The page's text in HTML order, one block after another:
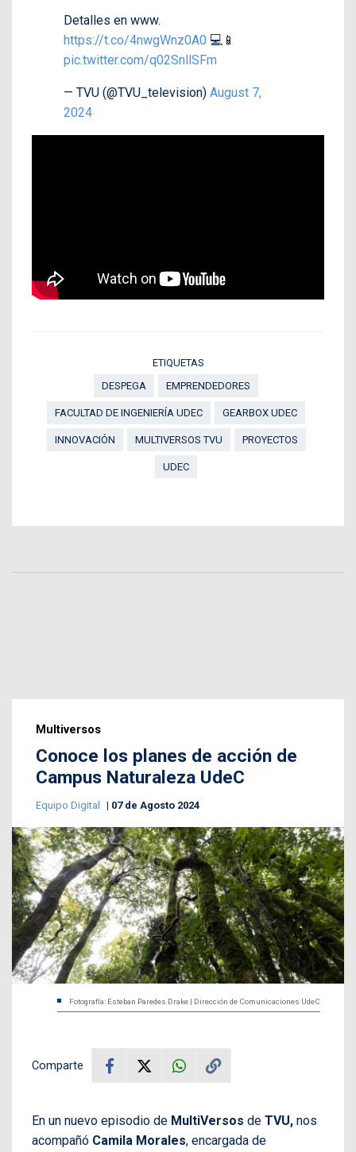
Detalles en www.
https://t.co/4nwgWnz0A0 💻📱
pic.twitter.com/q02SnllSFm
— TVU (@TVU_television) August 7,
2024
ETIQUETAS
DESPEGA
EMPRENDEDORES
FACULTAD DE INGENIERÍA UDEC GEARBOX UDEC
INNOVACIÓN MULTIVERSOS TVU PROYECTOS
UDEC
Multiversos
Conoce los planes de acción de
Campus Naturaleza UdeC
Equipo Digital 07 de Agosto 2024
Fotografía: Esteban Paredes Drake | Dirección de Comunicaciones UdeC
Comparte
En un nuevo episodio de MultiVersos de TVU, nos
acompañó Camila Morales, encargada de